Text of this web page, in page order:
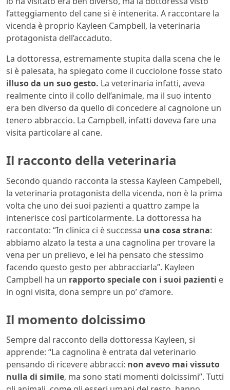
l’atteggiamento del cane si è intenerita. A raccontare la
vicenda è proprio Kayleen Campbell, la veterinaria
protagonista dell’accaduto.
La dottoressa, estremamente stupita dalla scena che le
si è palesata, ha spiegato come il cucciolone fosse stato
illuso da un suo gesto. La veterinaria infatti, aveva
realmente cinto il collo dell’animale, ma il suo intento
era ben diverso da quello di concedere al cagnolone un
tenero abbraccio. La Campbell, infatti doveva fare una
visita particolare al cane.
Il racconto della veterinaria
Secondo quando racconta la stessa Kayleen Campebell,
la veterinaria protagonista della vicenda, non è la prima
volta che uno dei suoi pazienti a quattro zampe la
intenerisce così particolarmente. La dottoressa ha
raccontato: “In clinica ci è successa una cosa strana:
abbiamo alzato la testa a una cagnolina per trovare la
vena per un prelievo, e lei ha pensato che stessimo
facendo questo gesto per abbracciarla”. Kayleen
Campbell ha un rapporto speciale con i suoi pazienti e
in ogni visita, dona sempre un po’ d’amore.
Il momento dolcissimo
Sempre dal racconto della dottoressa Kayleen, si
apprende: “La cagnolina è entrata dal veterinario
pensando di ricevere abbracci: non avevo mai vissuto
nulla di simile, ma sono stati momenti dolcissimi”. Tutti